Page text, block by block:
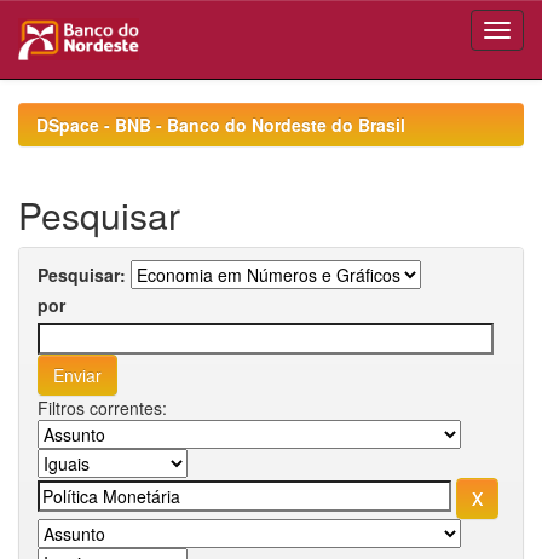
navigationDSpace - BNB - Banco do Nordeste do Brasil
Pesquisar
Pesquisar:
por
Filtros correntes: